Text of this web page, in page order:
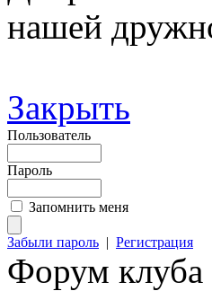
нашей
Закрыть
Пользователь
Пароль
Запомнить меня
Забыли пароль | Регистрация
Форум клуба